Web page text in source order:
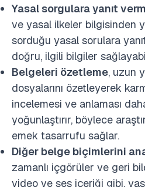
Yasal sorgulara yanıt
ve yasal ilkeler bilgisinden
sorduğu yasal sorulara
doğru, ilgili bilgiler
Belgeleri özetleme, uzun
dosyalarını özetleyerek
incelemesi ve anlaması
yoğunlaştırır, böylece
emek tasarrufu sağlar.
Diğer belge biçimlerini
zamanlı içgörüler ve geri
video ve ses içeriği gibi,